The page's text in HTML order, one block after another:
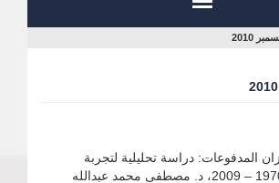
المدفوعات: دراسة تحليلية لتجربة
السودان 1970 – 2009، د. مصطفى محمد عبدالله